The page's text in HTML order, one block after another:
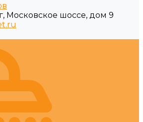
Московское шоссе, дом 9